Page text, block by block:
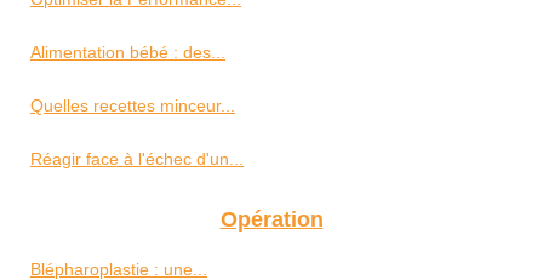
Alimentation bébé : des...
Quelles recettes minceur...
Réagir face à l'échec d'un...
Opération
Blépharoplastie : une...